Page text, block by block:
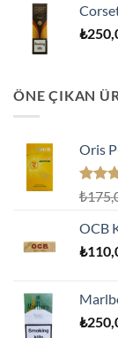
₺
ÖNE ÇIKAN
Oris
5
oy
aldı
₺
OCB
₺
₺